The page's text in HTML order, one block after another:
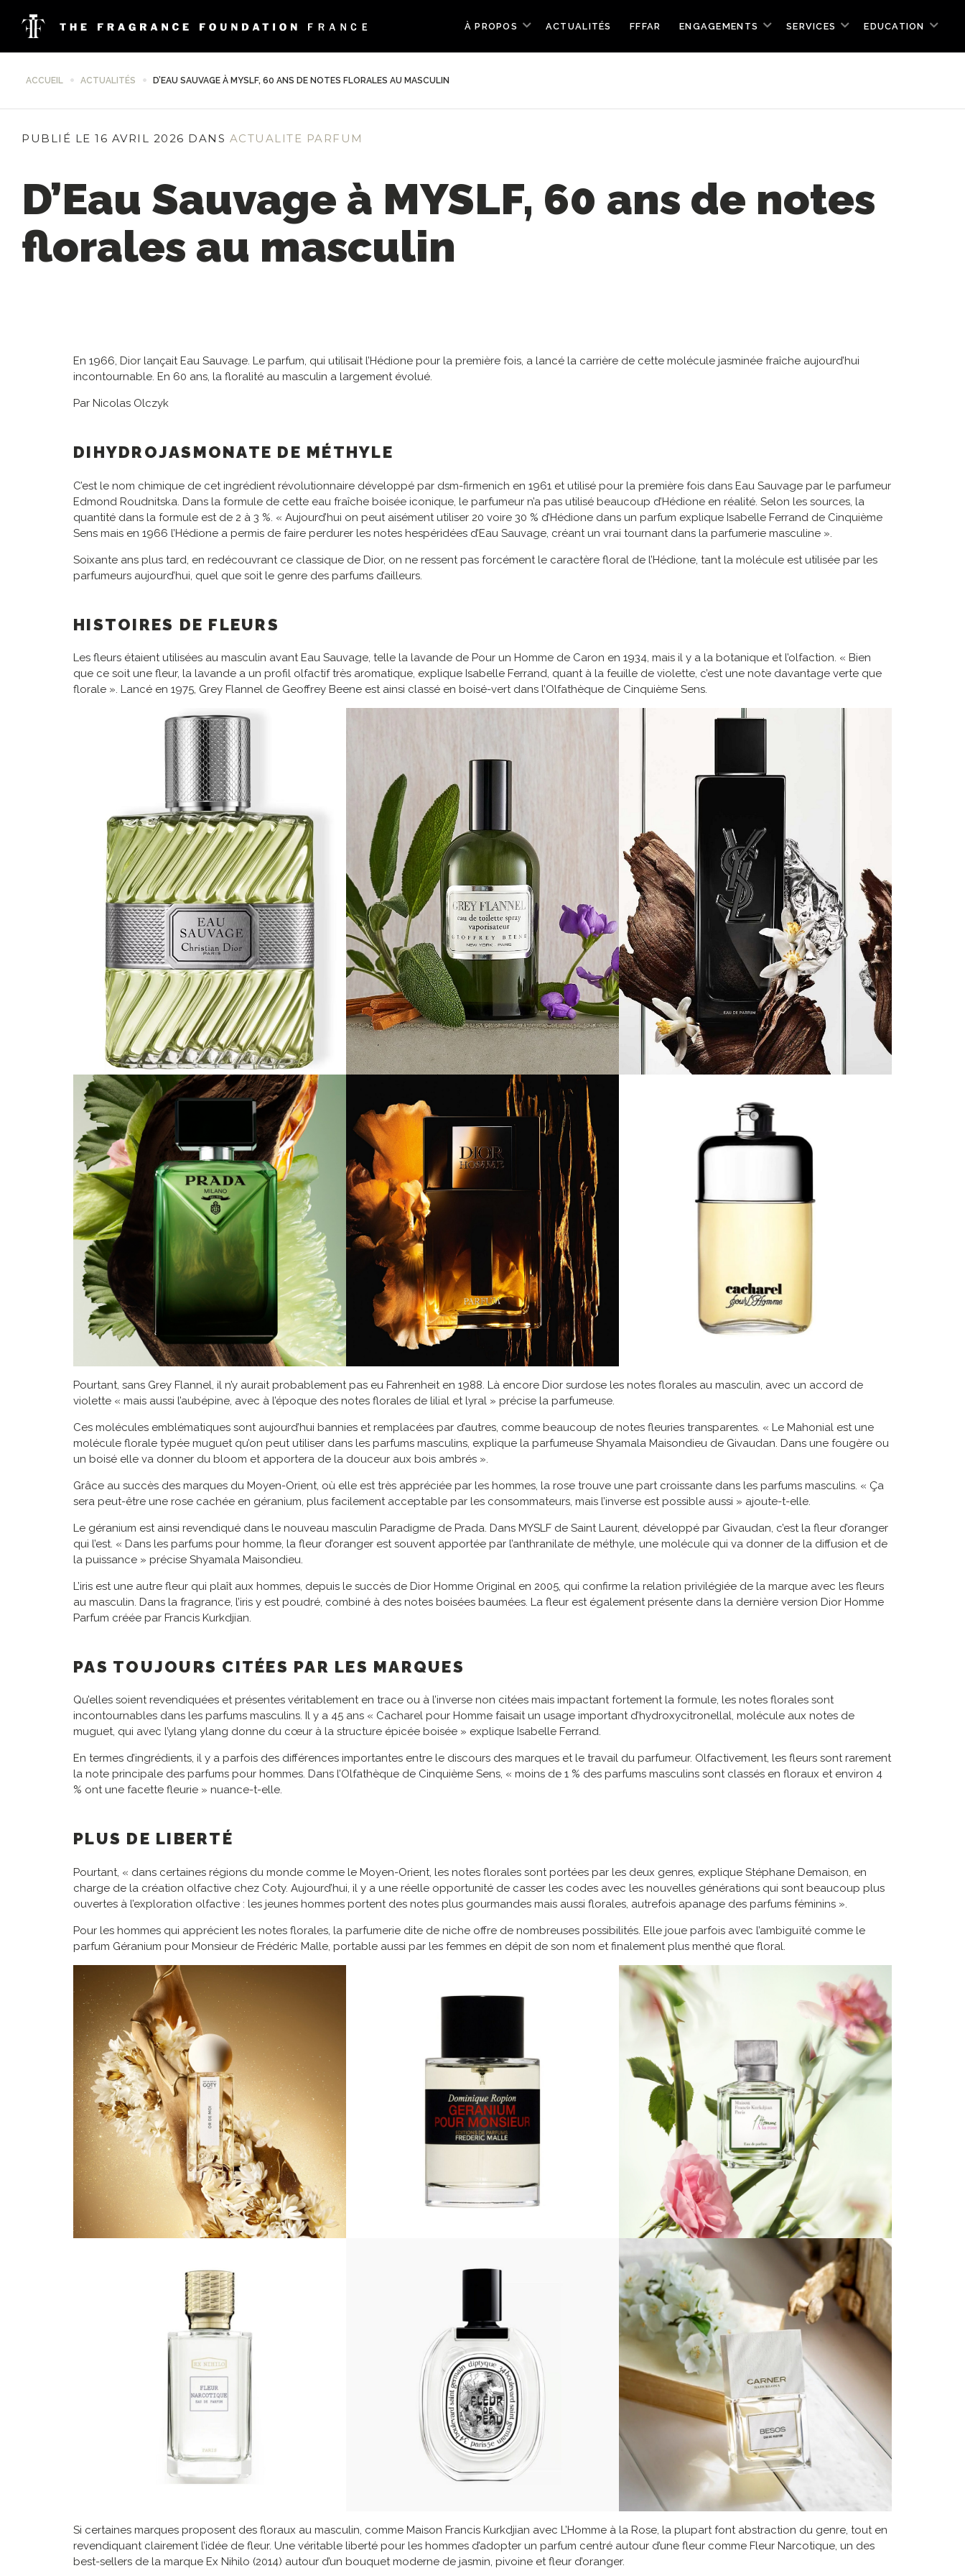
À PROPOS ACTUALITÉS FFFAR ENGAGEMENTS SERVICES EDUCATION
ACCUEIL ACTUALITÉS D’EAU SAUVAGE À MYSLF, 60 ANS DE NOTES FLORALES AU MASCULIN
PUBLIÉ LE 16 AVRIL 2026 DANS ACTUALITE PARFUM
D’Eau Sauvage à MYSLF, 60 ans de notes
florales au masculin
En 1966, Dior lançait Eau Sauvage. Le parfum, qui utilisait l’Hédione pour la première fois, a lancé la carrière de cette molécule jasminée fraîche aujourd’hui
incontournable. En 60 ans, la floralité au masculin a largement évolué.
Par Nicolas Olczyk
DIHYDROJASMONATE DE MÉTHYLE
C’est le nom chimique de cet ingrédient révolutionnaire développé par dsm-firmenich en 1961 et utilisé pour la première fois dans Eau Sauvage par le parfumeur
Edmond Roudnitska. Dans la formule de cette eau fraîche boisée iconique, le parfumeur n’a pas utilisé beaucoup d’Hédione en réalité. Selon les sources, la
quantité dans la formule est de 2 à 3 %. « Aujourd’hui on peut aisément utiliser 20 voire 30 % d’Hédione dans un parfum explique Isabelle Ferrand de Cinquième
Sens mais en 1966 l’Hédione a permis de faire perdurer les notes hespéridées d’Eau Sauvage, créant un vrai tournant dans la parfumerie masculine ».
Soixante ans plus tard, en redécouvrant ce classique de Dior, on ne ressent pas forcément le caractère floral de l’Hédione, tant la molécule est utilisée par les
parfumeurs aujourd’hui, quel que soit le genre des parfums d’ailleurs.
HISTOIRES DE FLEURS
Les fleurs étaient utilisées au masculin avant Eau Sauvage, telle la lavande de Pour un Homme de Caron en 1934, mais il y a la botanique et l’olfaction. « Bien
que ce soit une fleur, la lavande a un profil olfactif très aromatique, explique Isabelle Ferrand, quant à la feuille de violette, c’est une note davantage verte que
florale ». Lancé en 1975, Grey Flannel de Geoffrey Beene est ainsi classé en boisé-vert dans l’Olfathèque de Cinquième Sens.
Pourtant, sans Grey Flannel, il n’y aurait probablement pas eu Fahrenheit en 1988. Là encore Dior surdose les notes florales au masculin, avec un accord de
violette « mais aussi l’aubépine, avec à l’époque des notes florales de lilial et lyral » précise la parfumeuse.
Ces molécules emblématiques sont aujourd’hui bannies et remplacées par d’autres, comme beaucoup de notes fleuries transparentes. « Le Mahonial est une
molécule florale typée muguet qu’on peut utiliser dans les parfums masculins, explique la parfumeuse Shyamala Maisondieu de Givaudan. Dans une fougère ou
un boisé elle va donner du bloom et apportera de la douceur aux bois ambrés ».
Grâce au succès des marques du Moyen-Orient, où elle est très appréciée par les hommes, la rose trouve une part croissante dans les parfums masculins. « Ça
sera peut-être une rose cachée en géranium, plus facilement acceptable par les consommateurs, mais l’inverse est possible aussi » ajoute-t-elle.
Le géranium est ainsi revendiqué dans le nouveau masculin Paradigme de Prada. Dans MYSLF de Saint Laurent, développé par Givaudan, c’est la fleur d’oranger
qui l’est. « Dans les parfums pour homme, la fleur d’oranger est souvent apportée par l’anthranilate de méthyle, une molécule qui va donner de la diffusion et de
la puissance » précise Shyamala Maisondieu.
L’iris est une autre fleur qui plaît aux hommes, depuis le succès de Dior Homme Original en 2005, qui confirme la relation privilégiée de la marque avec les fleurs
au masculin. Dans la fragrance, l’iris y est poudré, combiné à des notes boisées baumées. La fleur est également présente dans la dernière version Dior Homme
Parfum créée par Francis Kurkdjian.
PAS TOUJOURS CITÉES PAR LES MARQUES
Qu’elles soient revendiquées et présentes véritablement en trace ou à l’inverse non citées mais impactant fortement la formule, les notes florales sont
incontournables dans les parfums masculins. Il y a 45 ans « Cacharel pour Homme faisait un usage important d’hydroxycitronellal, molécule aux notes de
muguet, qui avec l’ylang ylang donne du cœur à la structure épicée boisée » explique Isabelle Ferrand.
En termes d’ingrédients, il y a parfois des différences importantes entre le discours des marques et le travail du parfumeur. Olfactivement, les fleurs sont rarement
la note principale des parfums pour hommes. Dans l’Olfathèque de Cinquième Sens, « moins de 1 % des parfums masculins sont classés en floraux et environ 4
% ont une facette fleurie » nuance-t-elle.
PLUS DE LIBERTÉ
Pourtant, « dans certaines régions du monde comme le Moyen-Orient, les notes florales sont portées par les deux genres, explique Stéphane Demaison, en
charge de la création olfactive chez Coty. Aujourd’hui, il y a une réelle opportunité de casser les codes avec les nouvelles générations qui sont beaucoup plus
ouvertes à l’exploration olfactive : les jeunes hommes portent des notes plus gourmandes mais aussi florales, autrefois apanage des parfums féminins ».
Pour les hommes qui apprécient les notes florales, la parfumerie dite de niche offre de nombreuses possibilités. Elle joue parfois avec l’ambiguïté comme le
parfum Géranium pour Monsieur de Frédéric Malle, portable aussi par les femmes en dépit de son nom et finalement plus menthé que floral.
Si certaines marques proposent des floraux au masculin, comme Maison Francis Kurkdjian avec L’Homme à la Rose, la plupart font abstraction du genre, tout en
revendiquant clairement l’idée de fleur. Une véritable liberté pour les hommes d’adopter un parfum centré autour d’une fleur comme Fleur Narcotique, un des
best-sellers de la marque Ex Nihilo (2014) autour d’un bouquet moderne de jasmin, pivoine et fleur d’oranger.